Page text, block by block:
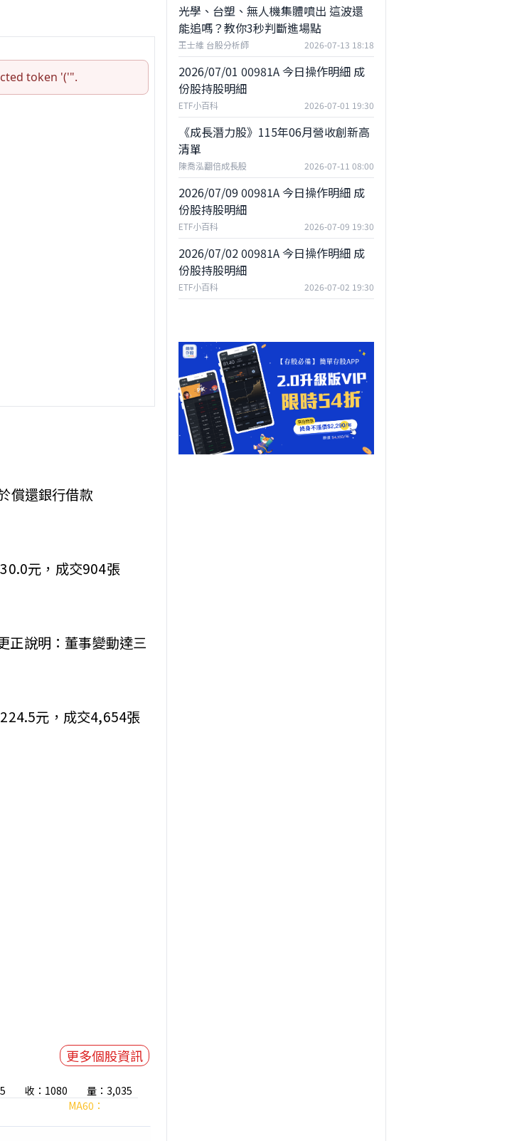
償還銀行借款
元，成交904張
正說明：董事變動達三
元，成交4,654張
更多個股資訊
收：1080
量：3,035
MA60：
光學、台塑、無人機集體噴出 這波還
能追嗎？教你3秒判斷進場點
王士維 台股分析師 2026-07-13 18:18
2026/07/01 00981A 今日操作明細 成
份股持股明細
ETF小百科 2026-07-01 19:30
《成長潛力股》115年06月營收創新高
清單
陳喬泓翻倍成長股 2026-07-11 08:00
2026/07/09 00981A 今日操作明細 成
份股持股明細
ETF小百科 2026-07-09 19:30
2026/07/02 00981A 今日操作明細 成
份股持股明細
ETF小百科 2026-07-02 19:30